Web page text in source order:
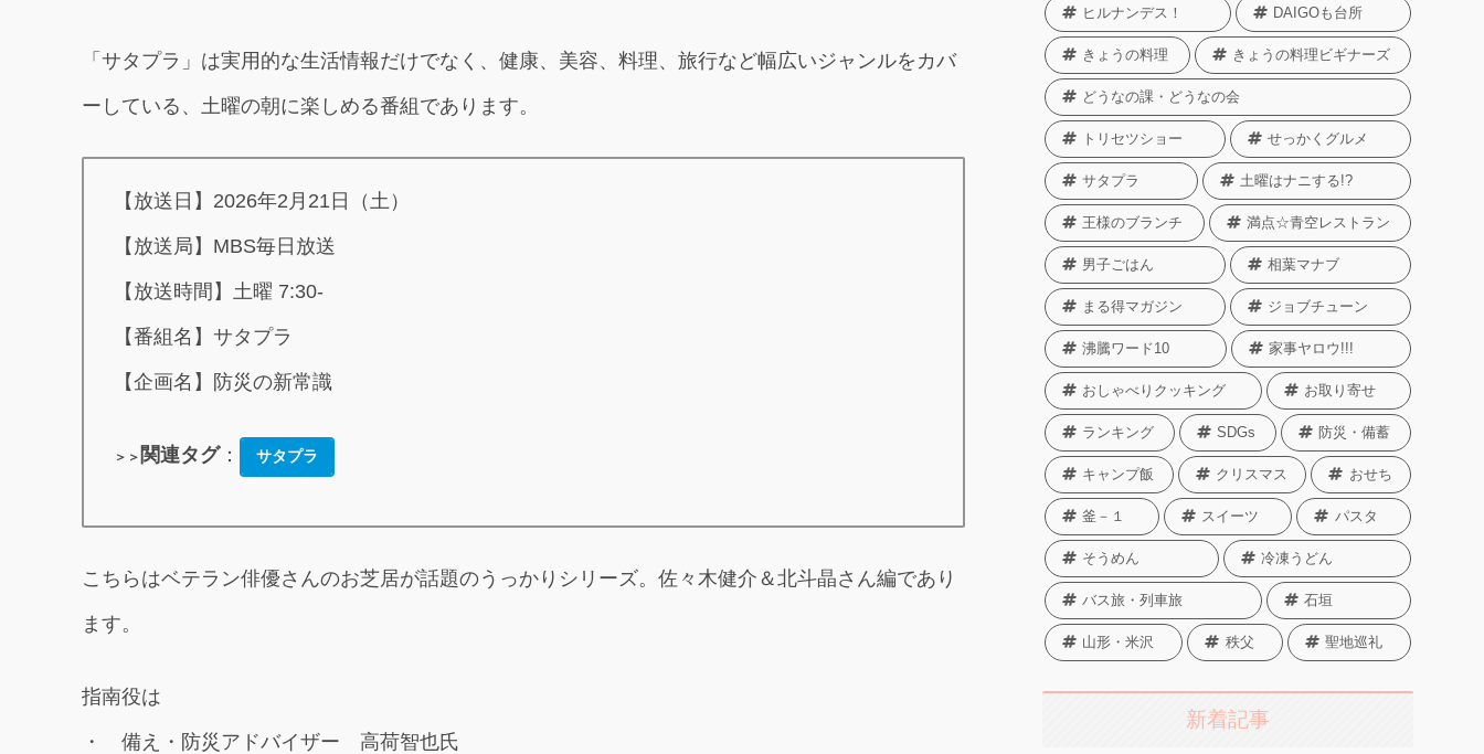
「サタプラ」は実用的な生活情報だけでなく、健康、美容、料理、旅行など幅広いジャンルをカバ
ーしている、土曜の朝に楽しめる番組であります。
【放送日】2026年2月21日（土）
【放送局】MBS毎日放送
【放送時間】土曜 7:30-
【番組名】サタプラ
【企画名】防災の新常識
＞＞ 関連タグ： サタプラ
こちらはベテラン俳優さんのお芝居が話題のうっかりシリーズ。佐々木健介＆北斗晶さん編であり
ます。
指南役は
・ 備え・防災アドバイザー 高荷智也氏
ヒルナンデス！ DAIGOも台所
きょうの料理 きょうの料理ビギナーズ
どうなの課・どうなの会
トリセツショー せっかくグルメ
サタプラ 土曜はナニする!?
王様のブランチ 満点☆青空レストラン
男子ごはん 相葉マナブ
まる得マガジン ジョブチューン
沸騰ワード10 家事ヤロウ!!!
おしゃべりクッキング お取り寄せ
ランキング SDGs 防災・備蓄
キャンプ飯 クリスマス おせち
釜－１ スイーツ パスタ
そうめん 冷凍うどん
バス旅・列車旅 石垣
山形・米沢 秩父 聖地巡礼
新着記事